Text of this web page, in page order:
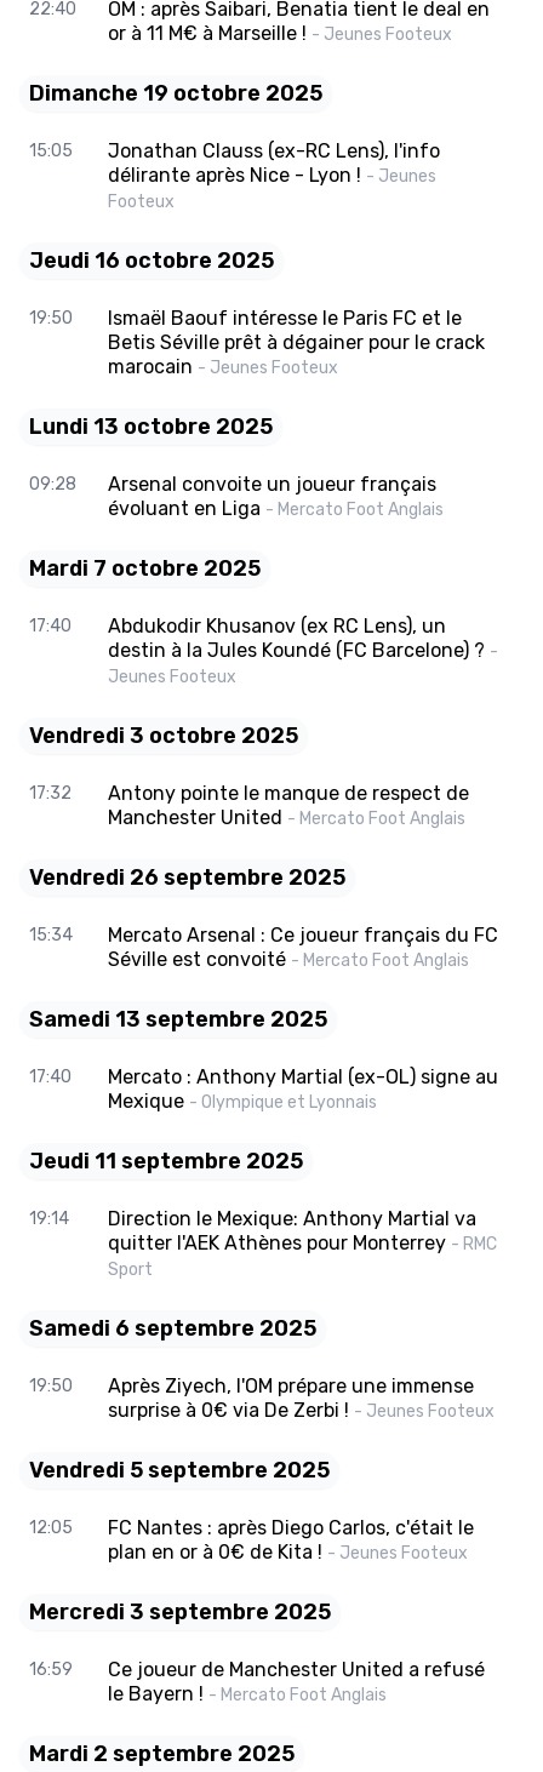
22:40
OM : après Saibari, Benatia tient le deal en
or à 11 M€ à Marseille ! - Jeunes Footeux
Dimanche 19 octobre 2025
15:05
Jonathan Clauss (ex-RC Lens), l'info
délirante après Nice - Lyon ! - Jeunes
Footeux
Jeudi 16 octobre 2025
19:50
Ismaël Baouf intéresse le Paris FC et le
Betis Séville prêt à dégainer pour le crack
marocain - Jeunes Footeux
Lundi 13 octobre 2025
09:28
Arsenal convoite un joueur français
évoluant en Liga - Mercato Foot Anglais
Mardi 7 octobre 2025
17:40
Abdukodir Khusanov (ex RC Lens), un
destin à la Jules Koundé (FC Barcelone) ? -
Jeunes Footeux
Vendredi 3 octobre 2025
17:32
Antony pointe le manque de respect de
Manchester United - Mercato Foot Anglais
Vendredi 26 septembre 2025
15:34
Mercato Arsenal : Ce joueur français du FC
Séville est convoité - Mercato Foot Anglais
Samedi 13 septembre 2025
17:40
Mercato : Anthony Martial (ex-OL) signe au
Mexique - Olympique et Lyonnais
Jeudi 11 septembre 2025
19:14
Direction le Mexique: Anthony Martial va
quitter l'AEK Athènes pour Monterrey - RMC
Sport
Samedi 6 septembre 2025
19:50
Après Ziyech, l'OM prépare une immense
surprise à 0€ via De Zerbi ! - Jeunes Footeux
Vendredi 5 septembre 2025
12:05
FC Nantes : après Diego Carlos, c'était le
plan en or à 0€ de Kita ! - Jeunes Footeux
Mercredi 3 septembre 2025
16:59
Ce joueur de Manchester United a refusé
le Bayern ! - Mercato Foot Anglais
Mardi 2 septembre 2025